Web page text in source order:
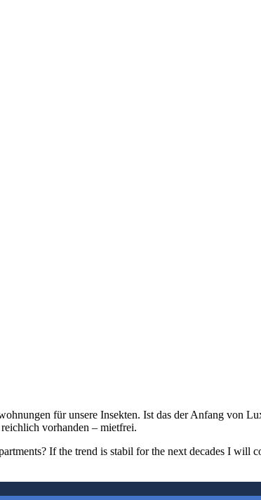
für unsere Insekten. Ist das der Anfang von
vorhanden – mietfrei.
If the trend is stabil for the next decades I will